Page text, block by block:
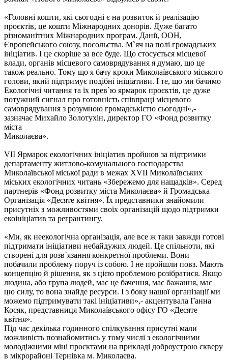
«Головні кошти, які сьогодні є на розвиток й реалізацію
проєктів, це кошти Міжнародних донорів. Дуже багато
різноманітних Міжнародних програм. Данії, ООН,
Європейського союзу, посольства. М`яч на полі громадських
ініціатив. І це скоріше за все буде. Що стосується місцевої
влади, органів місцевого самоврядування я думаю, що це
також реально. Тому що я бачу кроки Миколаївського міського
голови, який підтримує подібні ініціативи. І те, що ми бачимо
Екологічні читання та їх прев`ю ярмарок проєктів, це дуже
потужний сигнал про готовність співпраці місцевого
самоврядування з розумною громадськістю сьогодні»,-
зазначає Михайло Золотухін, директор ГО «Фонд розвитку
міста
Миколаєва».
VІI Ярмарок екологічних ініціатив пройшов за підтримки
департаменту житлово-комунального господарства
Миколаївської міської ради в межах ХVII Миколаївських
міських екологічних читань «Збережемо для нащадків». Серед
партнерів «Фонд розвитку міста Миколаєва» й Громадська
Організація «Десяте квітня». Їх представники знайомили
присутніх з можливостями своїх організацій щодо підтримки
екоініціатив та регрантингу.
«Ми, як неекологічна організація, але все ж таки завжди готові
підтримати ініціативи небайдужих людей. Це спільноти, які
створені для розв`язання конкретної проблеми. Вони
побачили проблему поруч із собою. І не пройшли повз. Мають
концепцію й рішення, як з цією проблемою розібратися. Якщо
людина, або група людей, має це бачення, має бажання, має
цю силу, то вона знайде ресурси. І з боку нашої організації ми
можемо підтримувати такі ініціативи»,- акцентувала Ганна
Косяк, представниця Миколаївського офісу ГО «Десяте
квітня».
Під час декілька годинного спілкування присутні мали
можливість познайомитись у тому числі з екологічними
молодіжними міні проєктами на прикладі доброустрою скверу
в мікрорайоні Тернівка м. Миколаєва.